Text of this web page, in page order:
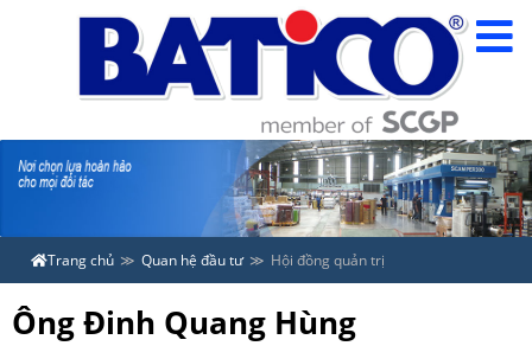
Trang chủ Quan hệ đầu tư Hội đồng quản trị
Ông Đinh Quang Hùng